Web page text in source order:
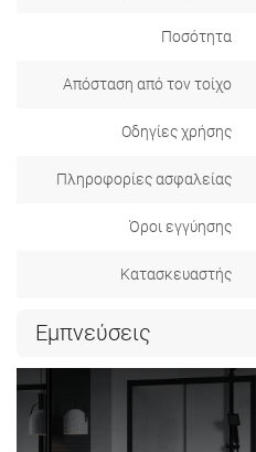
Ποσότητα
Απόσταση από τον τοίχο
Οδηγίες χρήσης
Πληροφορίες ασφαλείας
Όροι εγγύησης
Κατασκευαστής
Εμπνεύσεις